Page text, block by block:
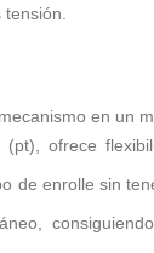
tensión.
en un
ofrece
de enrolle sin